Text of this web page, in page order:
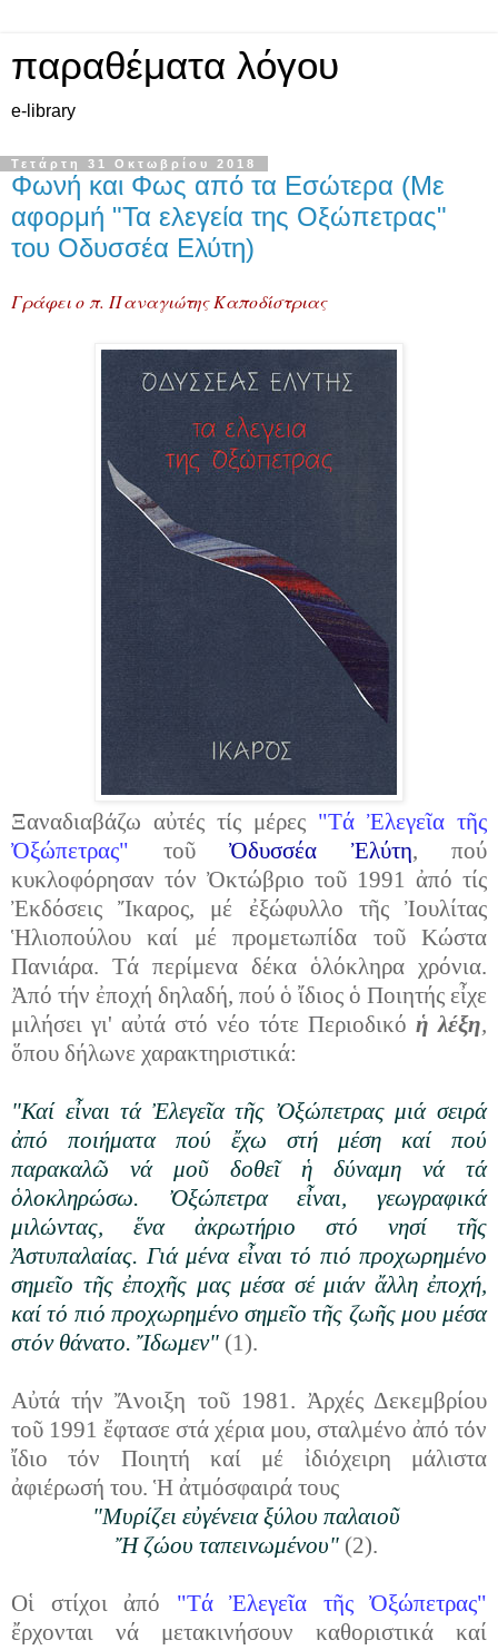
παραθέματα λόγου
e-library
Τετάρτη 31 Οκτωβρίου 2018
Φωνή και Φως από τα Εσώτερα (Με
αφορμή "Τα ελεγεία της Οξώπετρας"
του Οδυσσέα Ελύτη)
Γράφει ο π. Παναγιώτης Καποδίστριας
Ξαναδιαβάζω αὐτές τίς μέρες "Τά Ἐλεγεῖα τῆς
Ὀξώπετρας" τοῦ Ὀδυσσέα Ἐλύτη, πού
κυκλοφόρησαν τόν Ὀκτώβριο τοῦ 1991 ἀπό τίς
Ἐκδόσεις Ἴκαρος, μέ ἐξώφυλλο τῆς Ἰουλίτας
Ἡλιοπούλου καί μέ προμετωπίδα τοῦ Κώστα
Πανιάρα. Τά περίμενα δέκα ὁλόκληρα χρόνια.
Ἀπό τήν ἐποχή δηλαδή, πού ὁ ἴδιος ὁ Ποιητής εἶχε
μιλήσει γι' αὐτά στό νέο τότε Περιοδικό ἡ λέξη,
ὅπου δήλωνε χαρακτηριστικά:
"Καί εἶναι τά Ἐλεγεῖα τῆς Ὀξώπετρας μιά σειρά
ἀπό ποιήματα πού ἔχω στή μέση καί πού
παρακαλῶ νά μοῦ δοθεῖ ἡ δύναμη νά τά
ὁλοκληρώσω. Ὀξώπετρα εἶναι, γεωγραφικά
μιλώντας, ἕνα ἀκρωτήριο στό νησί τῆς
Ἀστυπαλαίας. Γιά μένα εἶναι τό πιό προχωρημένο
σημεῖο τῆς ἐποχῆς μας μέσα σέ μιάν ἄλλη ἐποχή,
καί τό πιό προχωρημένο σημεῖο τῆς ζωῆς μου μέσα
στόν θάνατο. Ἴδωμεν" (1).
Αὐτά τήν Ἄνοιξη τοῦ 1981. Ἀρχές Δεκεμβρίου
τοῦ 1991 ἔφτασε στά χέρια μου, σταλμένο ἀπό τόν
ἴδιο τόν Ποιητή καί μέ ἰδιόχειρη μάλιστα
ἀφιέρωσή του. Ἡ ἀτμόσφαιρά τους
"Μυρίζει εὐγένεια ξύλου παλαιοῦ
Ἤ ζώου ταπεινωμένου" (2).
Οἱ στίχοι ἀπό "Τά Ἐλεγεῖα τῆς Ὀξώπετρας"
ἔρχονται νά μετακινήσουν καθοριστικά καί